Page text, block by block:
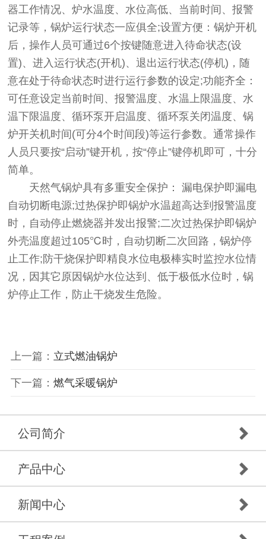
器工作情况、炉水温度、水位高低、当前时间、报警
记录等，锅炉运行状态一应俱全;设置方便：锅炉开机
后，操作人员可通过6个按键随意进入待命状态(设
置)、进入运行状态(开机)、退出运行状态(停机)，随
意在处于待命状态时进行运行参数的设定;功能齐全：
可任意设定当前时间、报警温度、水温上限温度、水
温下限温度、循环泵开启温度、循环泵关闭温度、锅
炉开关机时间(可分4个时间段)等运行参数。通常操作
人员只要按“启动”键开机，按“停止”键停机即可，十分
简单。
天然气锅炉具有多重安全保护： 漏电保护即漏电
自动切断电源;过热保护即锅炉水温超高达到报警温度
时，自动停止燃烧器并发出报警;二次过热保护即锅炉
外壳温度超过105℃时，自动切断二次回路，锅炉停
止工作;防干烧保护即精良水位电极棒实时监控水位情
况，因其它原因锅炉水位达到、低于极低水位时，锅
炉停止工作，防止干烧发生危险。
上一篇： 立式燃油锅炉
下一篇： 燃气采暖锅炉
公司简介
产品中心
新闻中心